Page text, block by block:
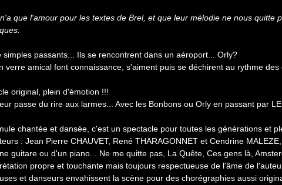
que l'amour pour les textes de Brel, et que leur mélodie ne nous
simples passants... Ils se rencontrent dans un aéroport... Orly?
verre amical font connaissance, s'aiment puis se déchirent au rythme des
original, plein d'émotion !!!
passe du rire aux larmes... Avec les Bonbons ou Orly en passant par
chantée et dansée, c'est un spectacle pour toutes les générations et
: Jean Pierre CHAUVET, René THARAGONNET et Cendrine
guitare ou d'un piano... Ne me quitte pas, La Quête, Ces gens là,
propre et touchante mais toujours respectueuse de l'âme de
et danseurs envahissent la scène pour des chorégraphies aussi